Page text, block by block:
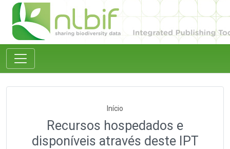
Início
Recursos hospedados e
disponíveis através deste IPT